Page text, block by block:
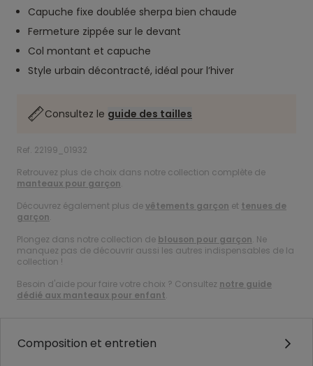
Capuche fixe doublée sherpa bien chaude
Fermeture zippée sur le devant
Col montant et capuche
Style urbain décontracté, idéal pour l’hiver
Consultez le guide des tailles
Ref. 22199_01932
Retrouvez plus de choix dans notre collection complète de
manteaux pour garçon.
Découvrez également plus devêtements garçon et tenues de
garçon.
Plongez dans notre collection de blouson pour garçon. Ne
manquez pas de découvrir aussi les autres indispensables de la
collection !
Besoin d'aide pour faire votre choix ? Consultez notre guide
dédié aux manteaux pour enfant.
Composition et entretien